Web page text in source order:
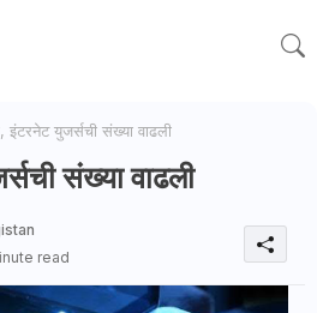
इंटरनेट युजर्सची संख्या वाढली
संख्या वाढली
read